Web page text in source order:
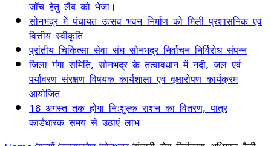
जॉच हेतु लैब को भेजा।
सोनभद्र में पंचायत उत्सव भवन निर्माण को मिली प्रशासनिक एवं
वित्तीय स्वीकृति
प्रांतीय चिकित्सा सेवा संघ सोनभद्र निर्वाचन निर्विरोध संपन्न
जिला गंगा समिति, सोनभद्र के तत्वावधान में नदी, जल एवं
पर्यावरण संरक्षण विषयक कार्यशाला एवं वृक्षारोपण कार्यक्रम
आयोजित
18 अगस्त तक होगा निःशुल्क राशन का वितरण, पात्र
कार्डधारक समय से उठाएं लाभ